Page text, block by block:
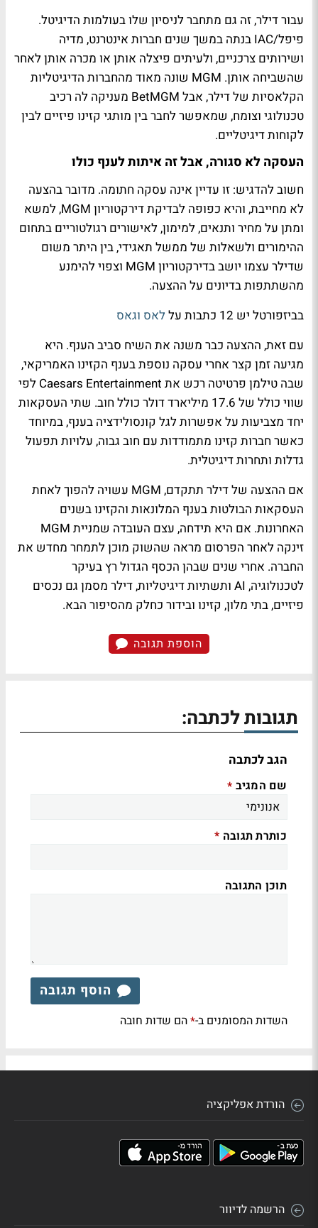
עבור דילר, זה גם מתחבר לניסיון שלו בעולמות הדיגיטל.
פיפל/IAC בנתה במשך שנים חברות אינטרנט, מדיה
ושירותים צרכניים, ולעיתים פיצלה אותן או מכרה אותן לאחר
שהשביחה אותן. MGM שונה מאוד מהחברות הדיגיטליות
הקלאסיות של דילר, אבל BetMGM מעניקה לה רכיב
טכנולוגי וצומח, שמאפשר לחבר בין מותגי קזינו פיזיים לבין
לקוחות דיגיטליים.
העסקה לא סגורה, אבל זה איתות לענף כולו
חשוב להדגיש: זו עדיין אינה עסקה חתומה. מדובר בהצעה
לא מחייבת, והיא כפופה לבדיקת דירקטוריון MGM, למשא
ומתן על מחיר ותנאים, למימון, לאישורים רגולטוריים בתחום
ההימורים ולשאלות של ממשל תאגידי, בין היתר משום
שדילר עצמו יושב בדירקטוריון MGM וצפוי להימנע
מהשתתפות בדיונים על ההצעה.
בביזפורטל יש 12 כתבות על
לאס וגאס
עם זאת, ההצעה כבר משנה את השיח סביב הענף. היא
מגיעה זמן קצר אחרי עסקה נוספת בענף הקזינו האמריקאי,
שבה טילמן פרטיטה רכש את Caesars Entertainment לפי
שווי כולל של 17.6 מיליארד דולר כולל חוב. שתי העסקאות
יחד מצביעות על אפשרות לגל קונסולידציה בענף, במיוחד
כאשר חברות קזינו מתמודדות עם חוב גבוה, עלויות תפעול
גדלות ותחרות דיגיטלית.
אם ההצעה של דילר תתקדם, MGM עשויה להפוך לאחת
העסקאות הבולטות בענף המלונאות והקזינו בשנים
האחרונות. אם היא תידחה, עצם העובדה שמניית MGM
זינקה לאחר הפרסום מראה שהשוק מוכן לתמחר מחדש את
החברה. אחרי שנים שבהן הכסף הגדול רץ בעיקר
לטכנולוגיה, AI ותשתיות דיגיטליות, דילר מסמן גם נכסים
פיזיים, בתי מלון, קזינו ובידור כחלק מהסיפור הבא.
הוספת תגובה
תגובות לכתבה:
הגב לכתבה
שם המגיב *
כותרת תגובה *
תוכן התגובה
הוסף תגובה
השדות המסומנים ב-*הם שדות חובה
הורדת אפליקציה
הרשמה לדיוור